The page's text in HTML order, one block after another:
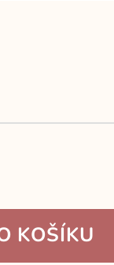
KOŠÍKU